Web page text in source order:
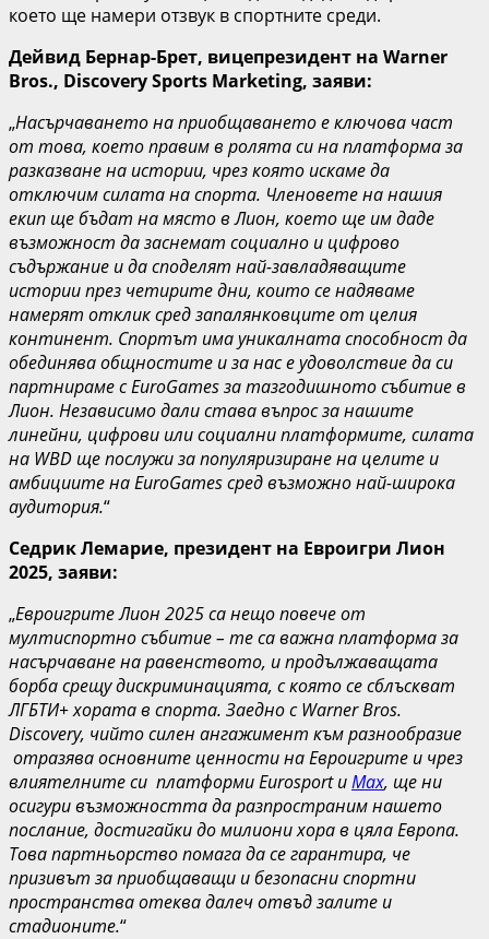
което ще намери отзвук в спортните среди.
Дейвид Бернар-Брет, вицепрезидент на Warner
Bros., Discovery Sports Marketing, заяви:
„Насърчаването на приобщаването е ключова част
от това, което правим в ролята си на платформа за
разказване на истории, чрез която искаме да
отключим силата на спорта. Членовете на нашия
екип ще бъдат на място в Лион, което ще им даде
възможност да заснемат социално и цифрово
съдържание и да споделят най-завладяващите
истории през четирите дни, които се надяваме
намерят отклик сред запалянковците от целия
континент. Спортът има уникалната способност да
обединява общностите и за нас е удоволствие да си
партнираме с EuroGames за тазгодишното събитие в
Лион. Независимо дали става въпрос за нашите
линейни, цифрови или социални платформите, силата
на WBD ще послужи за популяризиране на целите и
амбициите на EuroGames сред възможно най-широка
аудитория.“
Седрик Лемарие, президент на Евроигри Лион
2025, заяви:
„Евроигрите Лион 2025 са нещо повече от
мултиспортно събитие – те са важна платформа за
насърчаване на равенството, и продължаващата
борба срещу дискриминацията, с която се сблъскват
ЛГБТИ+ хората в спорта. Заедно с Warner Bros.
Discovery, чийто силен ангажимент към разнообразие
отразява основните ценности на Евроигрите и чрез
влиятелните си платформи Eurosport иMax, ще ни
осигури възможността да разпространим нашето
послание, достигайки до милиони хора в цяла Европа.
Това партньорство помага да се гарантира, че
призивът за приобщаващи и безопасни спортни
пространства отеква далеч отвъд залите и
стадионите.“